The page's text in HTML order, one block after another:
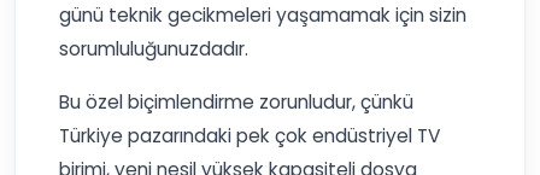
günü teknik gecikmeleri yaşamamak için sizin
sorumluluğunuzdadır.
Bu özel biçimlendirme zorunludur, çünkü
Türkiye pazarındaki pek çok endüstriyel TV
birimi, yeni nesil yüksek kapasiteli dosya